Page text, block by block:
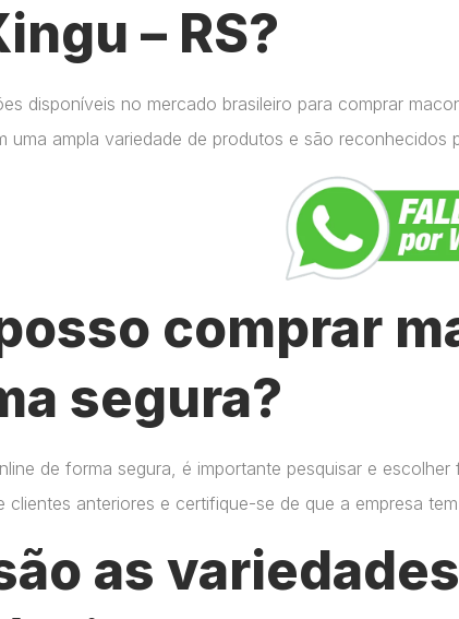
– RS?
disponíveis no mercado brasileiro para comprar
uma ampla variedade de produtos e são reconhecidos
comprar
segura?
de forma segura, é importante pesquisar e
clientes anteriores e certifique-se de que a empresa
as